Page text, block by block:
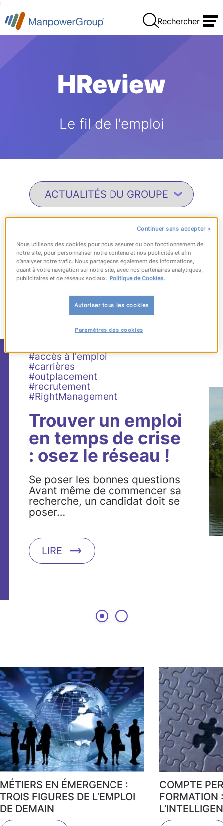
:
Rechercher
HReview
Le fil de l'emploi
correspondant à votre
recherche
#accès à l'emploi
#carrières
#outplacement
#recrutement
#RightManagement
Trouver un emploi
en temps de crise
: osez le réseau !
Se poser les bonnes questions
Avant même de commencer sa
recherche, un candidat doit se
poser…
LIRE
MÉTIERS EN ÉMERGENCE :
TROIS FIGURES DE L’EMPLOI
DE DEMAIN
COMPTE
FORMATION
Continuer sans accepter >
Nous utilisons des cookies pour nous assurer du bon fonctionnement de
notre site, pour personnaliser notre contenu et nos publicités et afin
d’analyser notre trafic. Nous partageons également des informations,
quant à votre navigation sur notre site, avec nos partenaires analytiques,
publicitaires et de réseaux sociaux. Politique de Cookies.
Autoriser tous les cookies
Paramètres des cookies